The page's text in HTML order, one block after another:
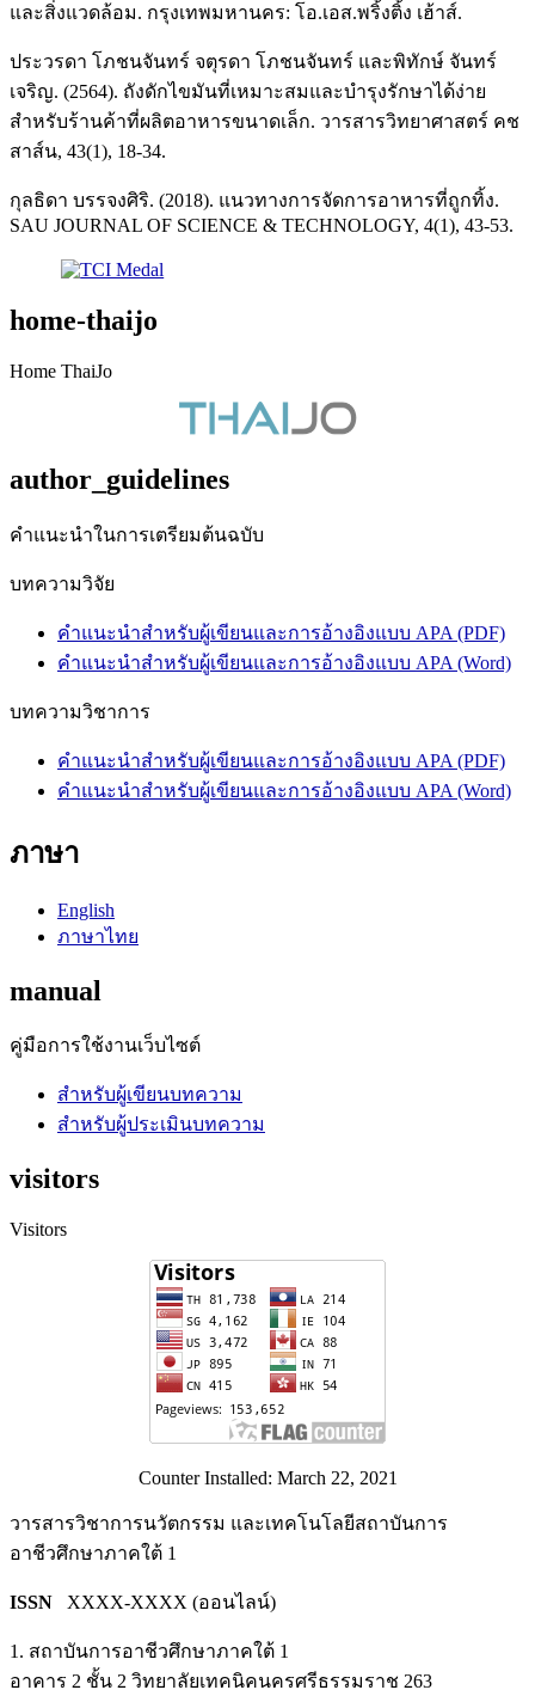
และสิ่งแวดล้อม. กรุงเทพมหานคร: โอ.เอส.พริ้งติ้ง เฮ้าส์.
ประวรดา โภชนจันทร์ จตุรดา โภชนจันทร์ และพิทักษ์ จันทร์
เจริญ. (2564). ถังดักไขมันที่เหมาะสมและบำรุงรักษาได้ง่าย
สำหรับร้านค้าที่ผลิตอาหารขนาดเล็ก. วารสารวิทยาศาสตร์ คช
สาส์น, 43(1), 18-34.
กุลธิดา บรรจงศิริ. (2018). แนวทางการจัดการอาหารที่ถูกทิ้ง.
SAU JOURNAL OF SCIENCE & TECHNOLOGY, 4(1), 43-53.
home-thaijo
Home ThaiJo
author_guidelines
คำแนะนำในการเตรียมต้นฉบับ
บทความวิจัย
คำแนะนำสำหรับผู้เขียนและการอ้างอิงแบบ APA (PDF)
คำแนะนำสำหรับผู้เขียนและการอ้างอิงแบบ APA (Word)
บทความวิชาการ
คำแนะนำสำหรับผู้เขียนและการอ้างอิงแบบ APA (PDF)
คำแนะนำสำหรับผู้เขียนและการอ้างอิงแบบ APA (Word)
ภาษา
English
ภาษาไทย
manual
คู่มือการใช้งานเว็บไซต์
สำหรับผู้เขียนบทความ
สำหรับผู้ประเมินบทความ
visitors
Visitors
Counter Installed: March 22, 2021
วารสารวิชาการนวัตกรรม และเทคโนโลยีสถาบันการ
อาชีวศึกษาภาคใต้ 1
ISSN XXXX-XXXX (ออนไลน์)
1. สถาบันการอาชีวศึกษาภาคใต้ 1
อาคาร 2 ชั้น 2 วิทยาลัยเทคนิคนครศรีธรรมราช 263